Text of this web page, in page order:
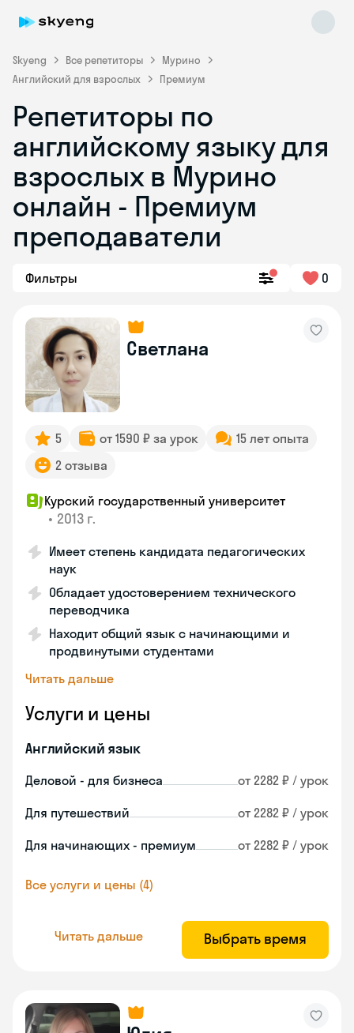
Skyeng Все репетиторы
Мурино
Английский для взрослых
Премиум
Репетиторы по
английскому языку для
взрослых в Мурино
онлайн - Премиум
преподаватели
Фильтры 0
Светлана
5 от 1590 ₽ за урок
15 лет опыта
2 отзыва
Курский государственный университет
• 2013 г.
Имеет степень кандидата педагогических
наук
Обладает удостоверением технического
переводчика
Находит общий язык с начинающими и
продвинутыми студентами
Читать дальше
Услуги и цены
Английский язык
Деловой - для бизнеса от 2282 ₽ / урок
Для путешествий от 2282 ₽ / урок
Для начинающих - премиум от 2282 ₽ / урок
Все услуги и цены (4)
Читать дальше Выбрать время
Skyeng Chat